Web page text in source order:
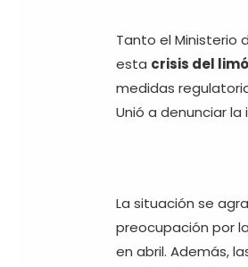
Tanto el Ministerio
esta crisis del
medidas
Unió a denunciar
La situación se
preocupación por
en abril. Además,